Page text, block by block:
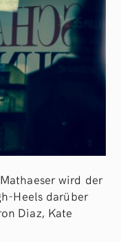
wird der
Heels darüber
Diaz, Kate